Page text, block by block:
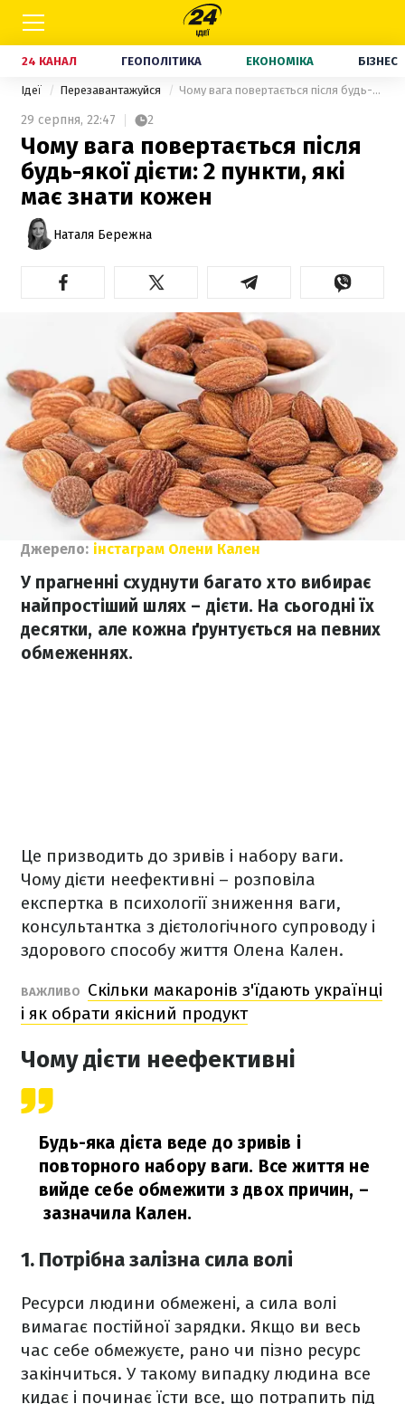
24 КАНАЛ ГЕОПОЛІТИКА ЕКОНОМІКА БІЗНЕС
Ідеї Перезавантажуйся Чому вага повертається після будь-якої дієти: 2 пункти, які має знати кожен
29 серпня, 22:47 2
Чому вага повертається після
будь-якої дієти: 2 пункти, які
має знати кожен
Наталя Бережна
Джерело: інстаграм Олени Кален
У прагненні схуднути багато хто вибирає
найпростіший шлях – дієти. На сьогодні їх
десятки, але кожна ґрунтується на певних
обмеженнях.
Це призводить до зривів і набору ваги.
Чому дієти неефективні – розповіла
експертка в психології зниження ваги,
консультантка з дієтологічного супроводу і
здорового способу життя Олена Кален.
ВАЖЛИВО
Скільки макаронів з'їдають українці
і як обрати якісний продукт
Чому дієти неефективні
Будь-яка дієта веде до зривів і
повторного набору ваги. Все життя не
вийде себе обмежити з двох причин, –
зазначила Кален.
1. Потрібна залізна сила волі
Ресурси людини обмежені, а сила волі
вимагає постійної зарядки. Якщо ви весь
час себе обмежуєте, рано чи пізно ресурс
закінчиться. У такому випадку людина все
кидає і починає їсти все, що потрапить під